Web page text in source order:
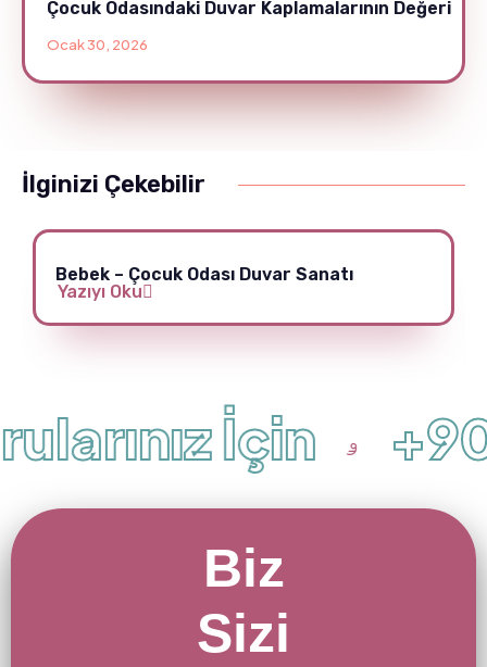
Çocuk Odasındaki Duvar Kaplamalarının Değeri
Ocak 30, 2026
İlginizi Çekebilir
Bebek – Çocuk Odası Duvar Sanatı
Yazıyı Oku
İçin
Biz
Sizi